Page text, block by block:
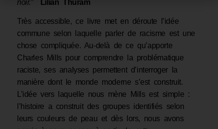
noir.”
Lilian Thuram
Très accessible, ce livre met en déroute l’idée
commune selon laquelle parler de racisme est une
chose compliquée. Au-delà de ce qu’apporte
Charles Mills pour comprendre la problématique
raciste, ses analyses permettent d’interroger la
manière dont le monde moderne s’est construit.
L’idée vers laquelle nous mène Mills est simple :
l’histoire a construit des groupes identifiés selon
leurs couleurs de peau et dès lors, nous avons